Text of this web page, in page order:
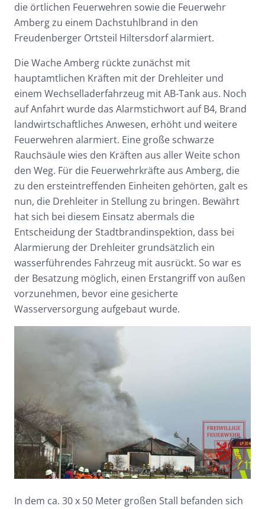
die örtlichen Feuerwehren sowie die Feuerwehr
Amberg zu einem Dachstuhlbrand in den
Freudenberger Ortsteil Hiltersdorf alarmiert.
Die Wache Amberg rückte zunächst mit
hauptamtlichen Kräften mit der Drehleiter und
einem Wechselladerfahrzeug mit AB-Tank aus. Noch
auf Anfahrt wurde das Alarmstichwort auf B4, Brand
landwirtschaftliches Anwesen, erhöht und weitere
Feuerwehren alarmiert. Eine große schwarze
Rauchsäule wies den Kräften aus aller Weite schon
den Weg. Für die Feuerwehrkräfte aus Amberg, die
zu den ersteintreffenden Einheiten gehörten, galt es
nun, die Drehleiter in Stellung zu bringen. Bewährt
hat sich bei diesem Einsatz abermals die
Entscheidung der Stadtbrandinspektion, dass bei
Alarmierung der Drehleiter grundsätzlich ein
wasserführendes Fahrzeug mit ausrückt. So war es
der Besatzung möglich, einen Erstangriff von außen
vorzunehmen, bevor eine gesicherte
Wasserversorgung aufgebaut wurde.
In dem ca. 30 x 50 Meter großen Stall befanden sich